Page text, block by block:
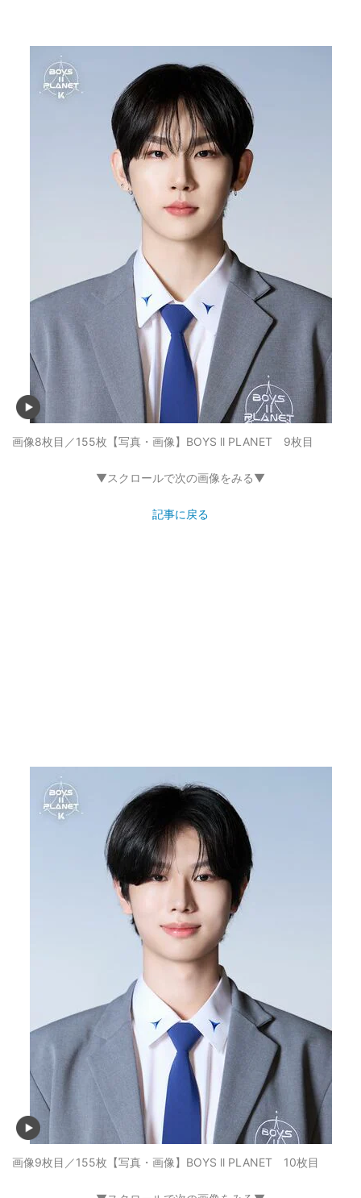
画像8枚目／155枚 【写真・画像】BOYS ll PLANET 9枚目
▼スクロールで次の画像をみる▼
記事に戻る
画像9枚目／155枚 【写真・画像】BOYS ll PLANET 10枚目